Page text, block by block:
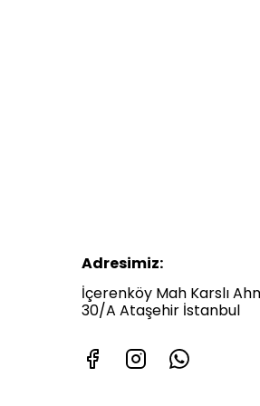
Adresimiz:
İçerenköy Mah Karslı
30/A Ataşehir İstanbul